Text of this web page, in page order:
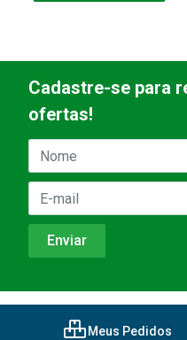
Cadastre-se para
ofertas!
Meus Pedidos